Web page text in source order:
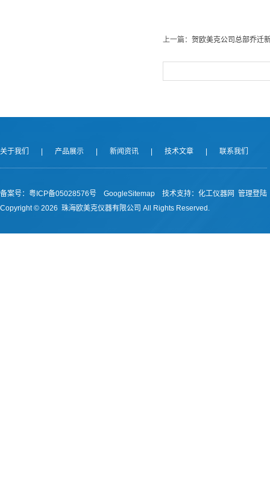
上一篇： 贺欧美克公司总部乔迁
关于我们 产品展示 新闻资讯 技术文章 联系我们
备案号： 粤ICP备05028576号 GoogleSitemap 技术支持： 化工仪器网 管理登陆
Copyright © 2026 珠海欧美克仪器有限公司 All Rights Reserved.